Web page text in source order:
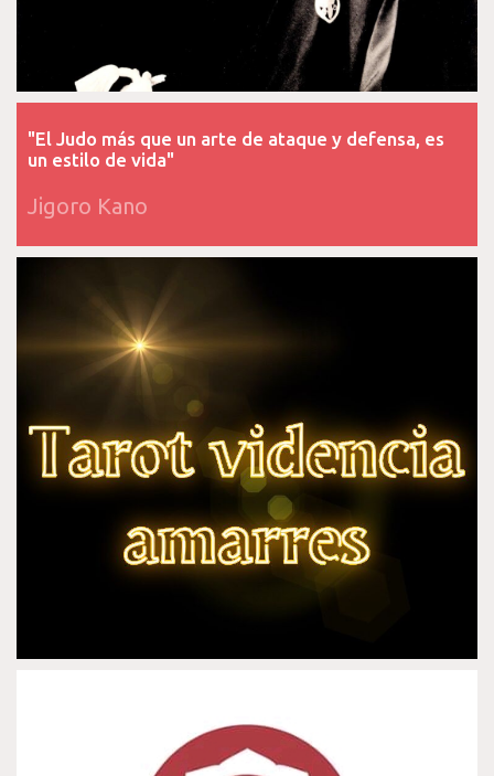
"El Judo más que un arte de ataque y defensa, es
un estilo de vida"
Jigoro Kano